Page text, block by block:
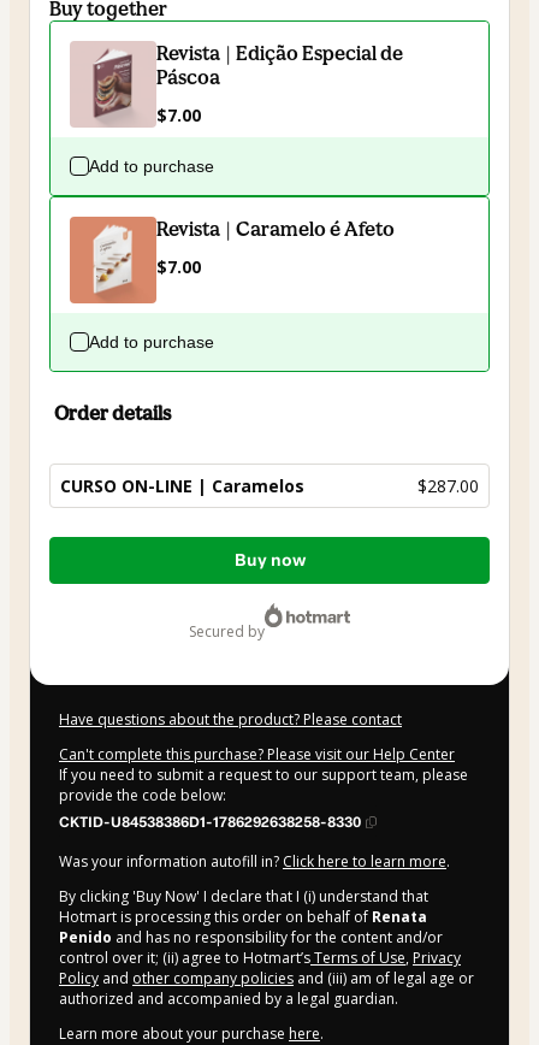
Buy together
Revista | Edição Especial de
Páscoa
$7.00
Add to purchase
Revista | Caramelo é Afeto
$7.00
Add to purchase
Order details
CURSO ON-LINE | Caramelos $287.00
Total
Buy now
secured by
Have questions about the product? Please contact
Can't complete this purchase? Please visit our Help Center
If you need to submit a request to our support team, please
provide the code below:
CKTID-U84538386D1-1786292638258-8330
Was your information autofill in? Click here to learn more.
By clicking 'Buy Now' I declare that I (i) understand that
Hotmart is processing this order on behalf of Renata
Penido and has no responsibility for the content and/or
control over it; (ii) agree to Hotmart’sTerms of Use, Privacy
Policy and other company policies and (iii) am of legal age or
authorized and accompanied by a legal guardian.
Learn more about your purchase here.